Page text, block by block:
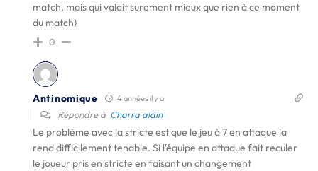
match, mais qui valait surement mieux que rien à ce moment
du match)
0
Antinomique 4 années il y a
Répondre à Charra alain
Le problème avec la stricte est que le jeu à 7 en attaque la
rend difficilement tenable. Si l'équipe en attaque fait reculer
le joueur pris en stricte en faisant un changement